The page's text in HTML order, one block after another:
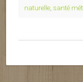
naturelle santé